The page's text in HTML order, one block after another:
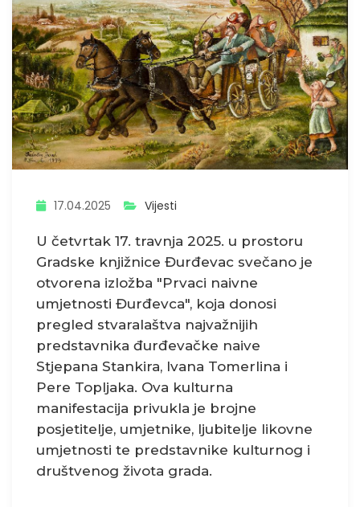
17.04.2025 Vijesti
U četvrtak 17. travnja 2025. u prostoru
Gradske knjižnice Đurđevac svečano je
otvorena izložba "Prvaci naivne
umjetnosti Đurđevca", koja donosi
pregled stvaralaštva najvažnijih
predstavnika đurđevačke naive
Stjepana Stankira, Ivana Tomerlina i
Pere Topljaka. Ova kulturna
manifestacija privukla je brojne
posjetitelje, umjetnike, ljubitelje likovne
umjetnosti te predstavnike kulturnog i
društvenog života grada.